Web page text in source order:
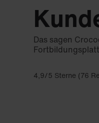
Das sagen
4,9/5 Sterne (76